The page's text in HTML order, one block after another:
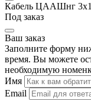
Кабель ЦААШнг
Под заказ
Ваш заказ
Заполните форму
время. Вы можете
необходимую
Имя
Email